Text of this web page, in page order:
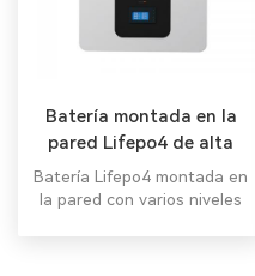
Batería montada en la
pared Lifepo4 de alta
seguridad 51.2V 5KWH
Batería Lifepo4 montada en
la pared con varios niveles